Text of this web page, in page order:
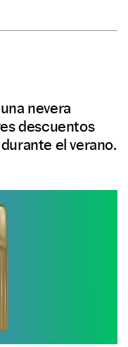
nevera
descuentos
el verano.